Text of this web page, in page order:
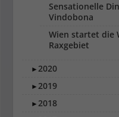
Sensationelle
Vindobona
Wien startet die
Raxgebiet
►2020
►2019
►2018